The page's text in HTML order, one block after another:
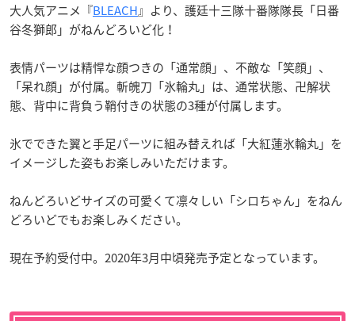
大人気アニメ『BLEACH』より、護廷十三隊十番隊隊長「日番
谷冬獅郎」がねんどろいど化！
表情パーツは精悍な顔つきの「通常顔」、不敵な「笑顔」、
「呆れ顔」が付属。斬魄刀「氷輪丸」は、通常状態、卍解状
態、背中に背負う鞘付きの状態の3種が付属します。
氷でできた翼と手足パーツに組み替えれば「大紅蓮氷輪丸」を
イメージした姿もお楽しみいただけます。
ねんどろいどサイズの可愛くて凛々しい「シロちゃん」をねん
どろいどでもお楽しみください。
現在予約受付中。2020年3月中頃発売予定となっています。